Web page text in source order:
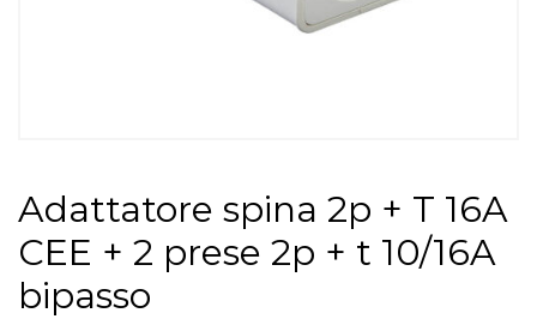
Adattatore spina 2p + T 16A
CEE + 2 prese 2p + t 10/16A
bipasso